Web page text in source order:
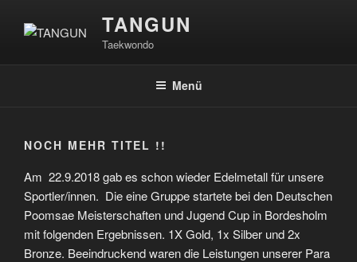
Inhalt
TANGUN
Taekwondo
Menü
NOCH MEHR TITEL !!
Am 22.9.2018 gab es schon wieder Edelmetall für unsere
Sportler/innen. Die eine Gruppe startete bei den Deutschen
Poomsae Meisterschaften und Jugend Cup in Bordesholm
mit folgenden Ergebnissen. 1X Gold, 1x Silber und 2x
Bronze. Beeindruckend waren die Leistungen unserer Para